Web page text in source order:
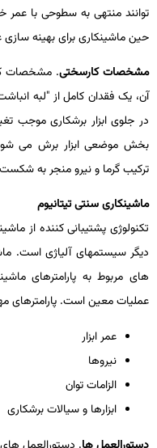
توانند منتهی به سطوحی با
حین ماشین­کاری برای بهینه
مشخصات کارسختی. مشخصات
آن، یک فقدان کامل از "لبه
در جلوی ابزار برشکاری موجب
بخش موضعی ابزار برش می­
ترکیب گرما و نیرو منجر به
ماشین­کاری سنتی تیتانیوم
تکنولوژی پشتیبانی­ کننده از
دیگر سیستم­های آلیاژی است.
های مربوط به پارامترهای
عملیات معین است. پارامترهای
عمر ابزار
نیروها
الزامات توان
ابزارها و سیالات برشکاری